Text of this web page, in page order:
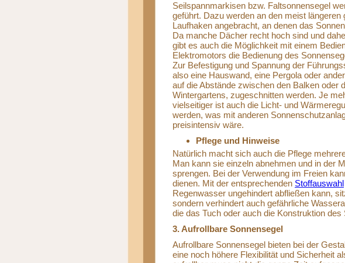
Seilspannmarkisen bzw. Faltsonnensegel
geführt. Dazu werden an den meist
Laufhaken angebracht, an denen das
Da manche Dächer recht hoch sind und
gibt es auch die Möglichkeit mit einem
Elektromotors die Bedienung des
Zur Befestigung und Spannung der
also eine Hauswand, eine Pergola oder
auf die Abstände zwischen den Balken oder
Wintergartens, zugeschnitten werden. Je
vielseitiger ist auch die Licht- und
werden, was mit anderen
preisintensiv wäre.
Pflege und Hinweise
Natürlich macht sich auch die Pflege
Man kann sie einzeln abnehmen und in der
sprengen. Bei der Verwendung im Freien
dienen. Mit der entsprechenden Stoffauswahl
Regenwasser ungehindert abfließen kann,
sondern verhindert auch gefährliche
die das Tuch oder auch die Konstruktion
3. Aufrollbare Sonnensegel
Aufrollbare Sonnensegel bieten bei der
eine noch höhere Flexibilität und Sicherheit